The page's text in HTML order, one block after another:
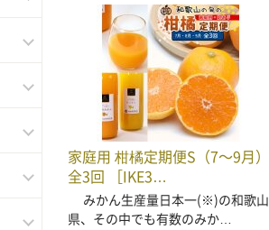
家庭用 柑橘定期便S（7～9月）
全3回 ［IKE3…
みかん生産量日本一(※)の和歌山
県、その中でも有数のみか…